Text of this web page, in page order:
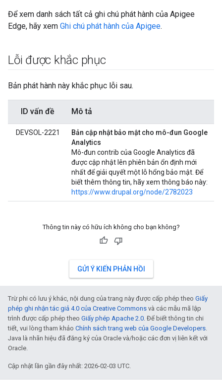
Để xem danh sách tất cả ghi chú phát hành của Apigee
Edge, hãy xem Ghi chú phát hành của Apigee.
Lỗi được khắc phục
Bản phát hành này khắc phục lỗi sau.
ID vấn đề Mô tả
DEVSOL-2221
Bản cập nhật bảo mật cho mô-đun Google
Analytics
Mô-đun contrib của Google Analytics đã
được cập nhật lên phiên bản ổn định mới
nhất để giải quyết một lỗ hổng bảo mật. Để
biết thêm thông tin, hãy xem thông báo này:
https://www.drupal.org/node/2782023
Thông tin này có hữu ích không cho bạn không?
GỬI Ý KIẾN PHẢN HỒI
Trừ phi có lưu ý khác, nội dung của trang này được cấp phép theo Giấy
phép ghi nhận tác giả 4.0 của Creative Commons và các mẫu mã lập
trình được cấp phép theo Giấy phép Apache 2.0. Để biết thông tin chi
tiết, vui lòng tham khảo Chính sách trang web của Google Developers.
Java là nhãn hiệu đã đăng ký của Oracle và/hoặc các đơn vị liên kết với
Oracle.
Cập nhật lần gần đây nhất: 2026-02-03 UTC.